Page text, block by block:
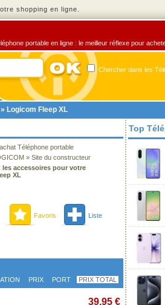
shopping en ligne.
portable en ligne : le meilleur réflexe pour
Chercher dans les
» Logicom Fleep XL
achat Téléphone portable
» Site du constructeur
les accessoires pour votre
XL
Favoris Liste
PRIX PORT PRIX TOTAL
39,95 €
Top